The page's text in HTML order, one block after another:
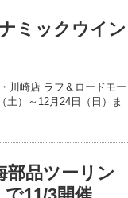
ミックウイン
川崎店 ラフ＆ロードモー
土）～12月24日（日）ま
部品ツーリン